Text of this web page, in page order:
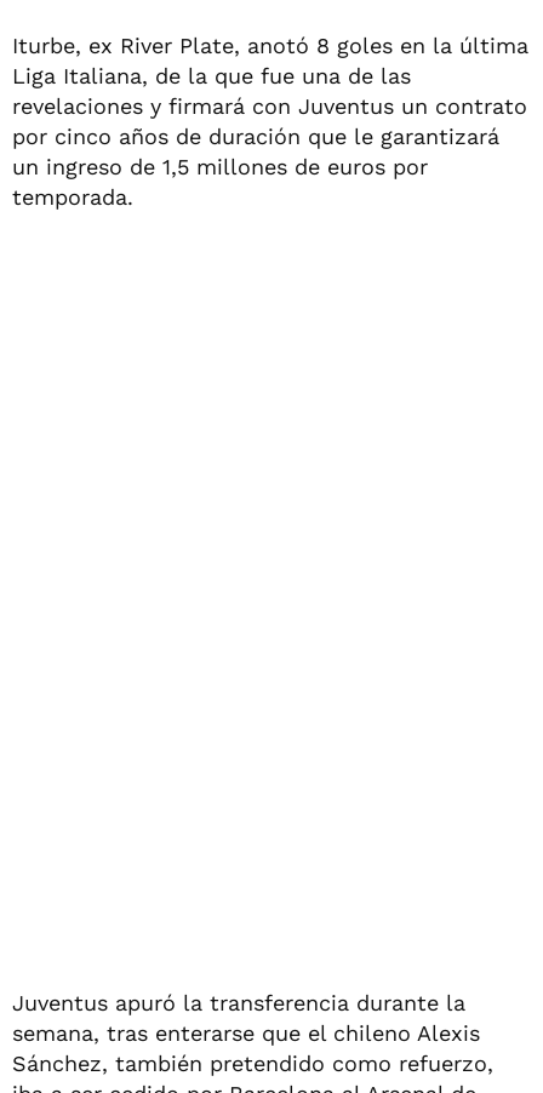
Iturbe, ex River Plate, anotó 8 goles en la última
Liga Italiana, de la que fue una de las
revelaciones y firmará con Juventus un contrato
por cinco años de duración que le garantizará
un ingreso de 1,5 millones de euros por
temporada.
Juventus apuró la transferencia durante la
semana, tras enterarse que el chileno Alexis
Sánchez, también pretendido como refuerzo,